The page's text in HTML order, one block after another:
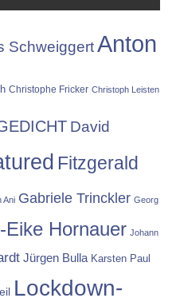
SchweiggertAnton
Christophe Fricker Christoph Leisten
David
Fitzgerald
Ani Gabriele Trinckler Georg
Eike Hornauer Johann
Jürgen Bulla Karsten Paul
Lockdown-